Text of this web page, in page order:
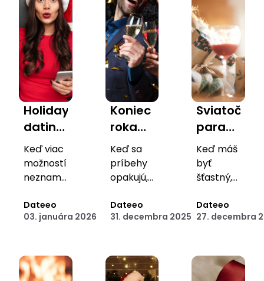
Holiday
dating
detox:
Ako si
vyčistiť
od
swipovania
sviatkami
Keď viac
možností
neznamená
pokoja.
Dateeo
03. januára 2026
Koniec
roka
ako
nový
začiatok:
je
teraz
prehodnotiť
Keď sa
príbehy
opakujú,
zmeniť
rozhodnutia.
Dateeo
31. decembra 2025
Sviatočný
paradox:
Prečo
sa
práve
Vianoce
Keď máš
byť
šťastný,
necítiš
sa tak.
Dateeo
27. decembra